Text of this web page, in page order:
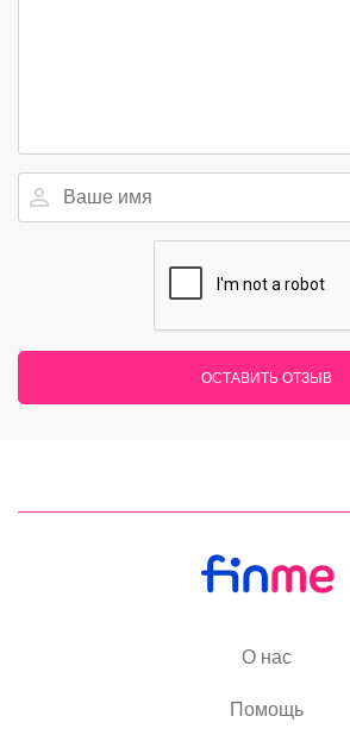
ОСТАВИТЬ ОТЗЫВ
О нас
Помощь